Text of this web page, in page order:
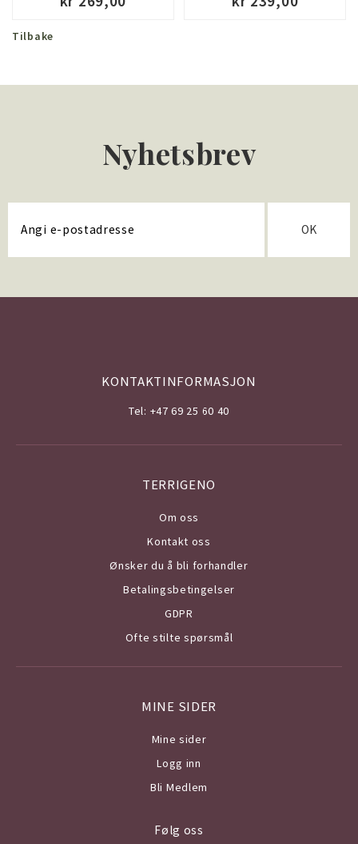
Tilbake
Nyhetsbrev
OK
KONTAKTINFORMASJON
Tel: +47 69 25 60 40
TERRIGENO
Om oss
Kontakt oss
Ønsker du å bli forhandler
Betalingsbetingelser
GDPR
Ofte stilte spørsmål
MINE SIDER
Mine sider
Logg inn
Bli Medlem
Følg oss